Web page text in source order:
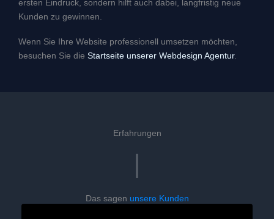
ersten Eindruck, sondern hilft auch dabei, langfristig neue
Kunden zu gewinnen.
Wenn Sie Ihre Website professionell umsetzen möchten,
besuchen Sie die Startseite unserer Webdesign Agentur.
Erfahrungen
Das sagen unsere Kunden